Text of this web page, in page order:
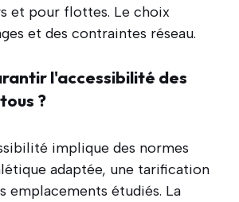
et pour flottes. Le choix
et des contraintes réseau.
l'accessibilité des
?
implique des normes
adaptée, une tarification
emplacements étudiés. La